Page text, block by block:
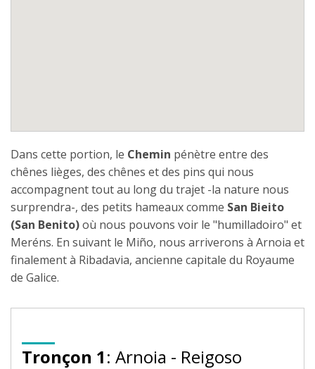
Dans cette portion, le Chemin pénètre entre des
chênes lièges, des chênes et des pins qui nous
accompagnent tout au long du trajet -la nature nous
surprendra-, des petits hameaux comme San Bieito
(San Benito)où nous pouvons voir le "humilladoiro" et
Meréns. En suivant le Miño, nous arriverons à Arnoia et
finalement à Ribadavia, ancienne capitale du Royaume
de Galice.
Tronçon 1: Arnoia - Reigoso